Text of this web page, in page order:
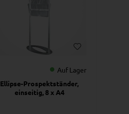
Auf Lager
Ellipse-Prospektständer,
einseitig, 8 x A4